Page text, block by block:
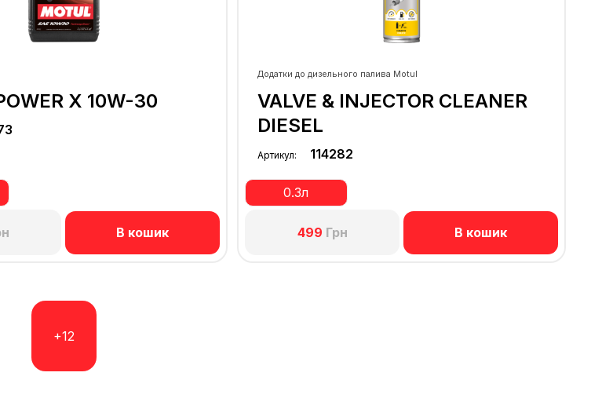
X 10W-30
В кошик
Додатки до дизельного палива Motul
VALVE & INJECTOR CLEANER
DIESEL
Артикул: 114282
0.3л
499 Грн В кошик
+12